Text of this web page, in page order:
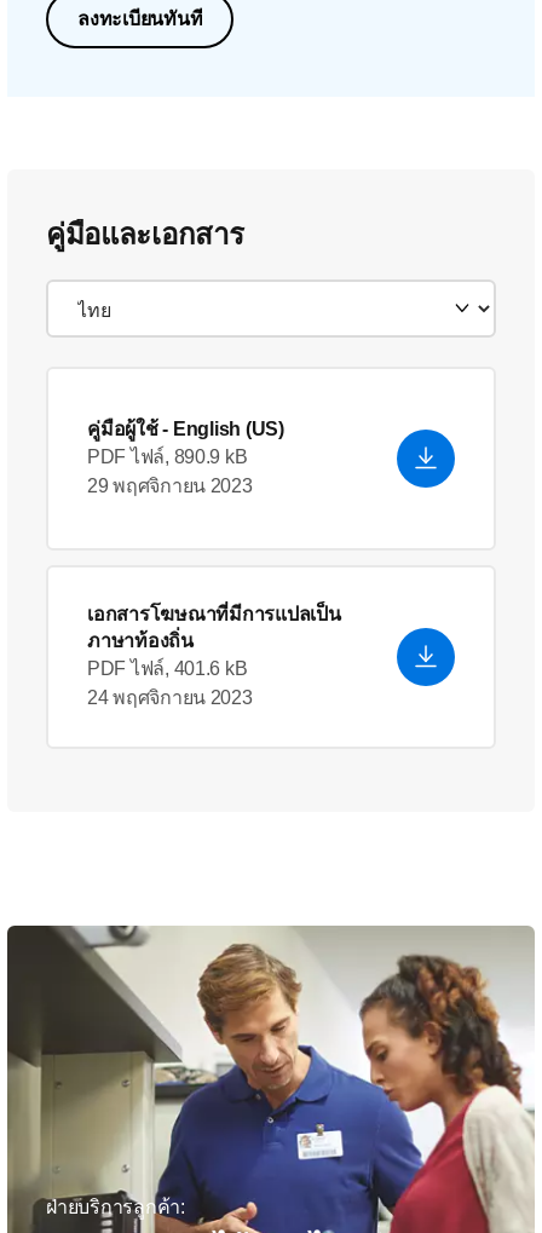
ลงทะเบียนทันที
คู่มือและเอกสาร
คู่มือผู้ใช้- English (US)
PDF ไฟล์, 890.9 kB
29 พฤศจิกายน 2023
เอกสารโฆษณาที่มีการแปลเป็น
ภาษาท้องถิ่น
PDF ไฟล์, 401.6 kB
24 พฤศจิกายน 2023
ฝ่ายบริการลูกค้า: